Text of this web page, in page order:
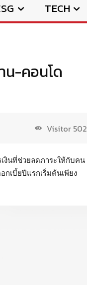
TECH
น-คอนโด
Visitor 502
งินที่ช่วยลดภาระให้กับคน
เบี้ยปีแรกเริ่มต้นเพียง